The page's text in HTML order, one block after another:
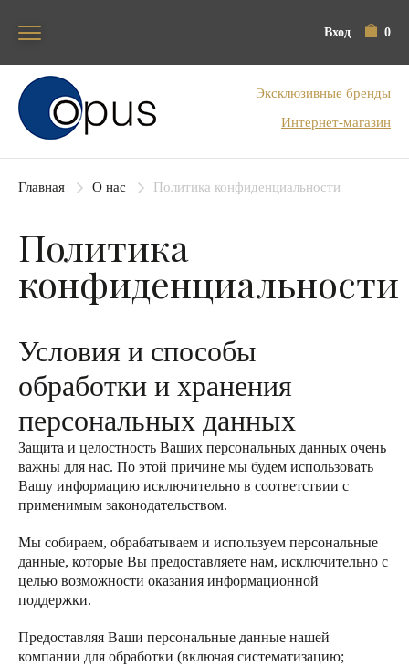
Вход 0
Блок поиска
Эксклюзивные бренды
Интернет-магазин
Главная О нас Политика конфиденциальности
Политика
конфиденциальности
Условия и способы
обработки и хранения
персональных данных
Защита и целостность Ваших персональных данных очень
важны для нас. По этой причине мы будем использовать
Вашу информацию исключительно в соответствии с
применимым законодательством.
Мы собираем, обрабатываем и используем персональные
данные, которые Вы предоставляете нам, исключительно с
целью возможности оказания информационной
поддержки.
Предоставляя Ваши персональные данные нашей
компании для обработки (включая систематизацию;